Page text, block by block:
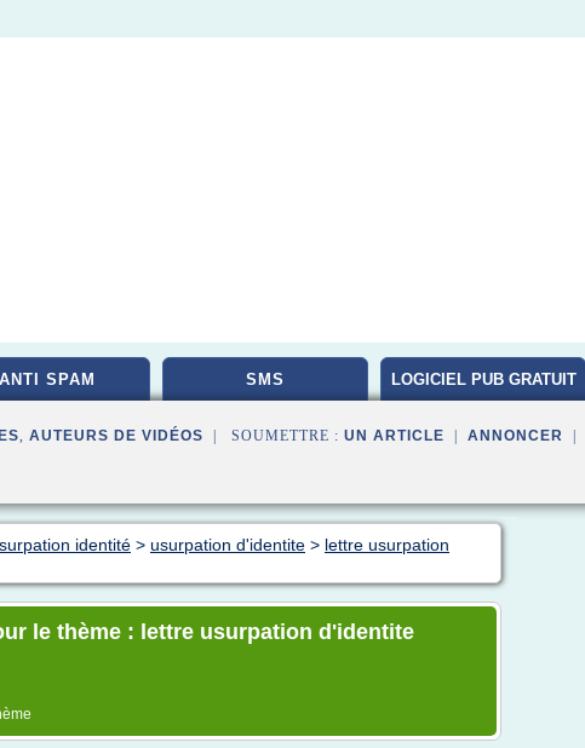
ANTI SPAM SMS LOGICIEL PUB GRATUIT
, AUTEURS DE VIDÉOS | SOUMETTRE : UN ARTICLE ANNONCER
identité > usurpation d'identite > lettre usurpation
le thème : lettre usurpation d'identite